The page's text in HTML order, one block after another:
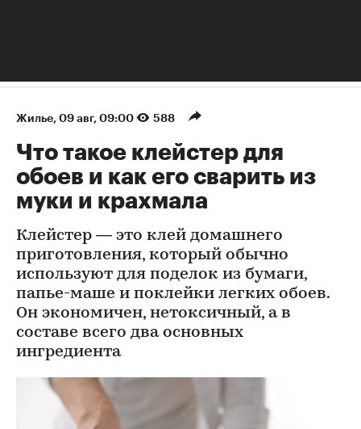
Жилье⁠, 09 авг, 09:00 588
Что такое клейстер для
обоев и как его сварить из
муки и крахмала
Клейстер — это клей домашнего
приготовления, который обычно
используют для поделок из бумаги,
папье-маше и поклейки легких обоев.
Он экономичен, нетоксичный, а в
составе всего два основных
ингредиента